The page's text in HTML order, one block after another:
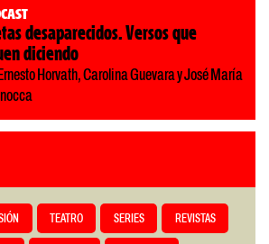
desaparecidos. Versos que
diciendo
Horvath, Carolina Guevara y José María
TEATRO SERIES REVISTAS